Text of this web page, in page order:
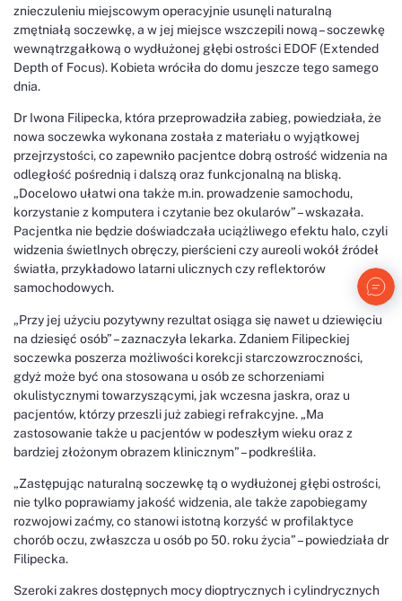
znieczuleniu miejscowym operacyjnie usunęli naturalną
zmętniałą soczewkę, a w jej miejsce wszczepili nową – soczewkę
wewnątrzgałkową o wydłużonej głębi ostrości EDOF (Extended
Depth of Focus). Kobieta wróciła do domu jeszcze tego samego
dnia.
Dr Iwona Filipecka, która przeprowadziła zabieg, powiedziała, że
nowa soczewka wykonana została z materiału o wyjątkowej
przejrzystości, co zapewniło pacjentce dobrą ostrość widzenia na
odległość pośrednią i dalszą oraz funkcjonalną na bliską.
„Docelowo ułatwi ona także m.in. prowadzenie samochodu,
korzystanie z komputera i czytanie bez okularów” – wskazała.
Pacjentka nie będzie doświadczała uciążliwego efektu halo, czyli
widzenia świetlnych obręczy, pierścieni czy aureoli wokół źródeł
światła, przykładowo latarni ulicznych czy reflektorów
samochodowych.
„Przy jej użyciu pozytywny rezultat osiąga się nawet u dziewięciu
na dziesięć osób” – zaznaczyła lekarka. Zdaniem Filipeckiej
soczewka poszerza możliwości korekcji starczowzroczności,
gdyż może być ona stosowana u osób ze schorzeniami
okulistycznymi towarzyszącymi, jak wczesna jaskra, oraz u
pacjentów, którzy przeszli już zabiegi refrakcyjne. „Ma
zastosowanie także u pacjentów w podeszłym wieku oraz z
bardziej złożonym obrazem klinicznym” – podkreśliła.
„Zastępując naturalną soczewkę tą o wydłużonej głębi ostrości,
nie tylko poprawiamy jakość widzenia, ale także zapobiegamy
rozwojowi zaćmy, co stanowi istotną korzyść w profilaktyce
chorób oczu, zwłaszcza u osób po 50. roku życia” – powiedziała dr
Filipecka.
Szeroki zakres dostępnych mocy dioptrycznych i cylindrycznych